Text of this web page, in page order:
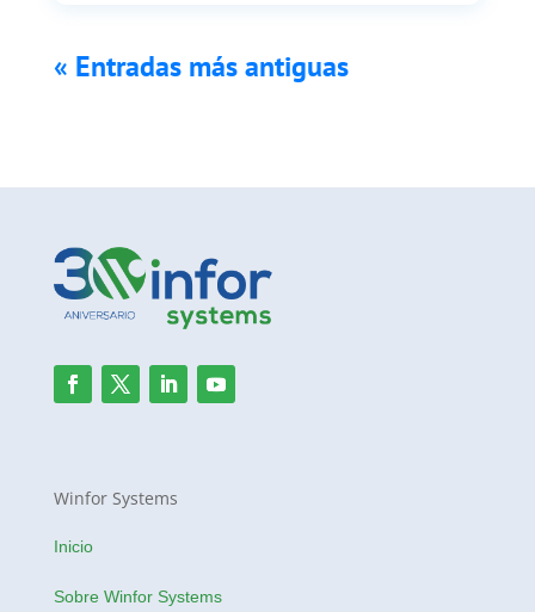
« Entradas más antiguas
Winfor Systems
Inicio
Sobre Winfor Systems